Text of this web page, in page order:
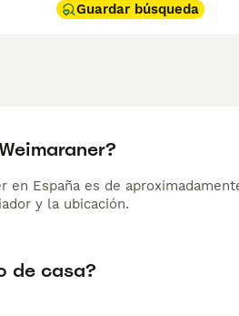
Guardar búsqueda
en España es de
y la ubicación.
de casa?